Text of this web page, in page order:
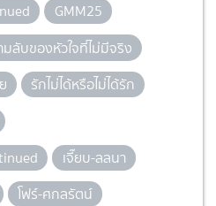
GMM25
มลับของหัวใจที่ไม่มีจริง
รักไม่ได้หรือไม่ได้รัก
เจี๊ยบ-ลลนา
โฟร์-ศกลรัตน์